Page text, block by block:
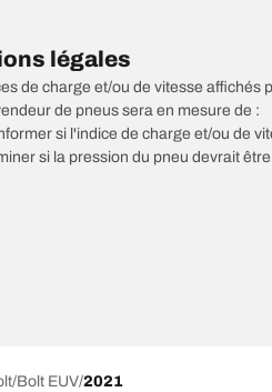
légales
de charge et/ou de vitesse
de pneus sera en mesure de :
si l'indice de charge et/ou de
si la pression du pneu devrait
Bolt EUV 2021